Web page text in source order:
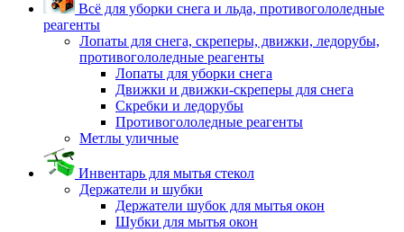
Всё для уборки снега и льда, противогололедные
реагенты
Лопаты для снега, скреперы, движки, ледорубы,
противогололедные реагенты
Лопаты для уборки снега
Движки и движки-скреперы для снега
Скребки и ледорубы
Противогололедные реагенты
Метлы уличные
Инвентарь для мытья стекол
Держатели и шубки
Держатели шубок для мытья окон
Шубки для мытья окон